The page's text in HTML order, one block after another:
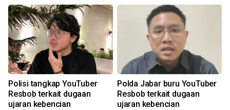
Polisi tangkap YouTuber
Resbob terkait dugaan
ujaran kebencian
Polda Jabar buru YouTuber
Resbob terkait dugaan
ujaran kebencian